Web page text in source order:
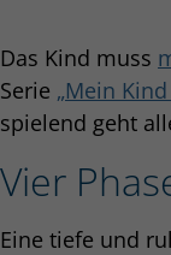
Das Kind muss
Serie „Mein
spielend geht
Vier
Eine tiefe und